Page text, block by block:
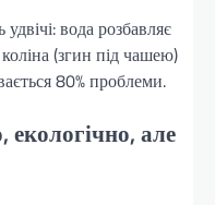
вода розбавляє
(згин під чашею)
80% проблеми.
екологічно, але